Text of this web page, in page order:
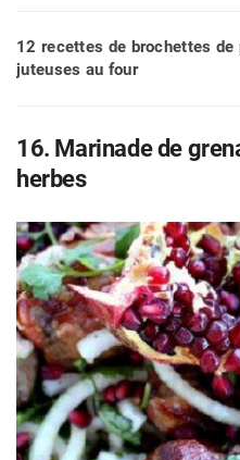
12 recettes de brochettes de
juteuses au four
16. Marinade de
herbes